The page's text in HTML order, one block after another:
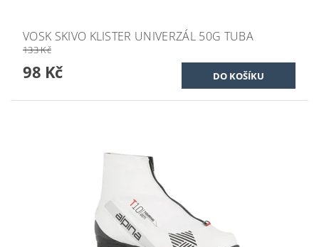
VOSK SKIVO KLISTER UNIVERZÁL 50G TUBA
133 Kč
98 Kč